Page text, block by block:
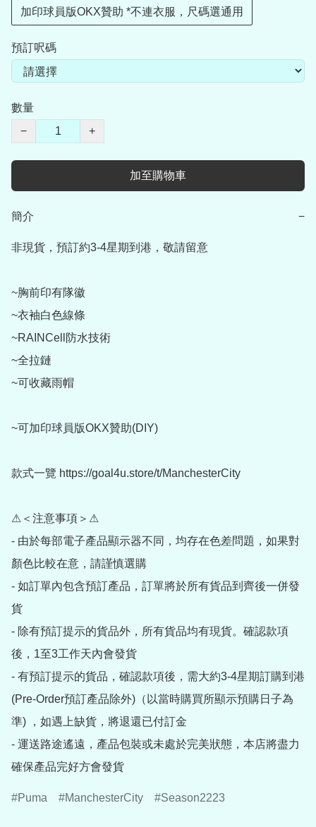
加印球員版OKX贊助 *不連衣服，尺碼選通用
預訂呎碼
數量
−
+
加至購物車
簡介 −
非現貨，預訂約3-4星期到港，敬請留意
~胸前印有隊徽
~衣袖白色線條
~RAINCell防水技術
~全拉鏈
~可收藏雨帽
~可加印球員版OKX贊助(DIY)
款式一覽 https://goal4u.store/t/ManchesterCity
⚠＜注意事項＞⚠
- 由於每部電子產品顯示器不同，均存在色差問題，如果對
顏色比較在意，請謹慎選購
- 如訂單內包含預訂產品，訂單將於所有貨品到齊後一併發
貨
- 除有預訂提示的貨品外，所有貨品均有現貨。確認款項
後，1至3工作天內會發貨
- 有預訂提示的貨品，確認款項後，需大約3-4星期訂購到港
(Pre-Order預訂產品除外)（以當時購買所顯示預購日子為
準) ，如遇上缺貨，將退還已付訂金
- 運送路途遙遠，產品包裝或未處於完美狀態，本店將盡力
確保產品完好方會發貨
Puma ManchesterCity Season2223